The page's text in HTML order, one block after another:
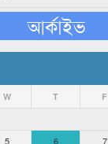
আর্কাইভ
W T F
5 6 7